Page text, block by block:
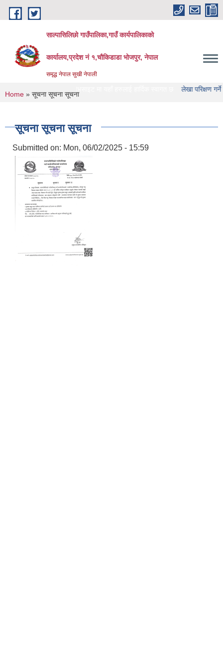
Skip to main content
साल्पासिलिछो गाउँपालिका,गाउँ कार्यपालिकाको
कार्यालय,प्रदेश नं १,चौकिडाडा भोजपुर, नेपाल
समृद्ध नेपाल सुखी नेपाली
लेखा परिक्षण गर्ने संस्था हरु
You are here
Home » सूचना सूचना सूचना
सूचना सूचना सूचना
Submitted on: Mon, 06/02/2025 - 15:59